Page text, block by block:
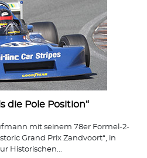
die Pole Position“
mit seinem 78er Formel-2-
Grand Prix Zandvoort“, in
Historischen...